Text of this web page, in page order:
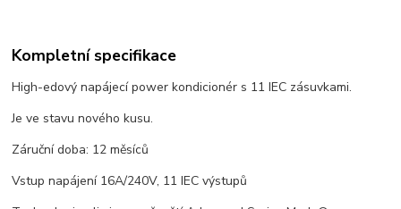
Kompletní specifikace
High-edový napájecí power kondicionér s 11 IEC zásuvkami.
Je ve stavu nového kusu.
Záruční doba: 12 měsíců
Vstup napájení 16A/240V, 11 IEC výstupů